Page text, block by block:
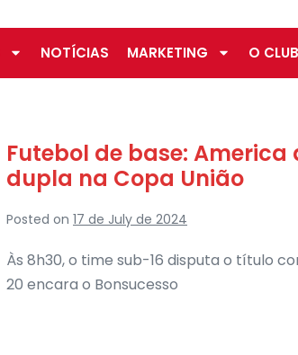
NOTÍCIAS MARKETING O
Futebol de base:
dupla na Copa União
Posted on 17 de July de 2024
Às 8h30, o time sub-16 disputa o título
20 encara o Bonsucesso